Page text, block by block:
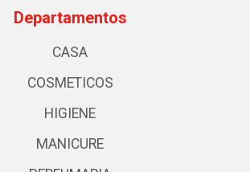
Departamentos
CASA
COSMETICOS
HIGIENE
MANICURE